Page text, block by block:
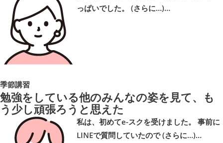
っぱいでした。 (さらに…)…
季節講習
勉強をしている他のみんなの姿を見て、も
う少し頑張ろうと思えた
私は、初めてe-スクを受けました。 事前に
LINEで質問していたので (さらに…)…